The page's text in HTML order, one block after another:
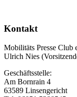
Kontakt
Mobilitäts Presse Club
Ulrich Nies
Geschäftsstelle:
Am Bornrain 4
63589 Linsengericht